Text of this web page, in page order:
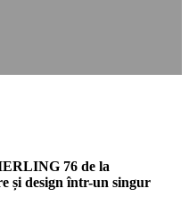
76 de la
și design într-un singur